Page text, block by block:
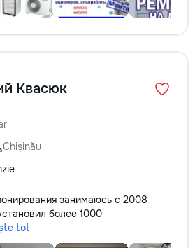
Квасюк
Chișinău
занимаюсь с 2008
более 1000
tot